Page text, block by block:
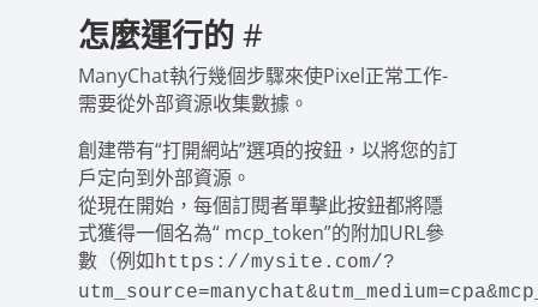
怎麼運行的#
ManyChat執行幾個步驟來使Pixel正常工作-
需要從外部資源收集數據。
創建帶有“打開網站”選項的按鈕，以將您的訂
戶定向到外部資源。
從現在開始，每個訂閱者單擊此按鈕都將隱
式獲得一個名為“ mcp_token”的附加URL參
數（例如https://mysite.com/?